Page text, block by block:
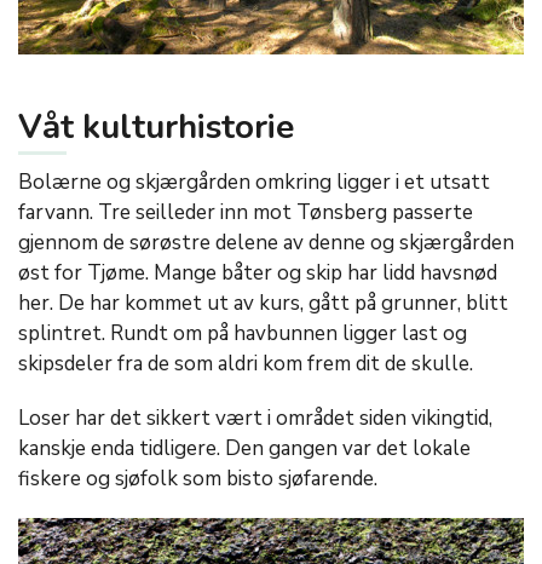
Våt kulturhistorie
Bolærne og skjærgården omkring ligger i et utsatt
farvann. Tre seilleder inn mot Tønsberg passerte
gjennom de sørøstre delene av denne og skjærgården
øst for Tjøme. Mange båter og skip har lidd havsnød
her. De har kommet ut av kurs, gått på grunner, blitt
splintret. Rundt om på havbunnen ligger last og
skipsdeler fra de som aldri kom frem dit de skulle.
Loser har det sikkert vært i området siden vikingtid,
kanskje enda tidligere. Den gangen var det lokale
fiskere og sjøfolk som bisto sjøfarende.